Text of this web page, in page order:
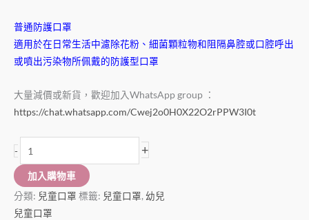
普通防護口罩
適用於在日常生活中濾除花粉、細菌顆粒物和阻隔鼻腔或口腔呼出
或噴出污染物所佩戴的防護型口罩
大量減價或新貨，歡迎加入WhatsApp group ：
https://chat.whatsapp.com/Cwej2o0H0X22O2rPPW3I0t
- +
加入購物車
分類: 兒童口罩 標籤: 兒童口罩, 幼兒
兒童口罩